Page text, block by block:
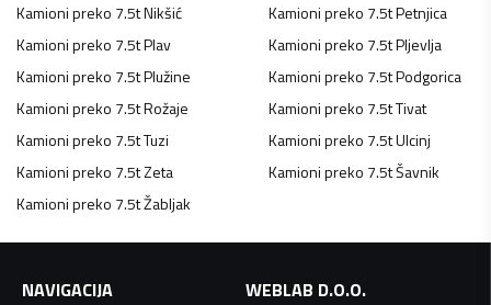
Kamioni preko 7.5tNikšić Kamioni preko 7.5tPetnjica
Kamioni preko 7.5tPlav Kamioni preko 7.5tPljevlja
Kamioni preko 7.5tPlužine Kamioni preko 7.5tPodgorica
Kamioni preko 7.5tRožaje Kamioni preko 7.5tTivat
Kamioni preko 7.5tTuzi Kamioni preko 7.5tUlcinj
Kamioni preko 7.5tZeta Kamioni preko 7.5tŠavnik
Kamioni preko 7.5tŽabljak
NAVIGACIJA
WEBLAB D.O.O.